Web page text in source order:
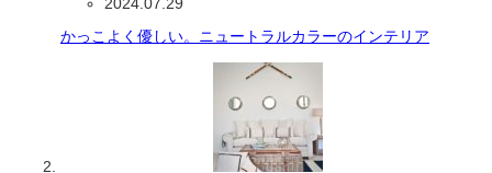
かっこよく優しい。ニュートラルカラーのインテリア